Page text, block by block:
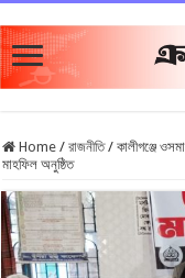
Home / রাজনীতি / কালীগঞ্জে
মাহফিল অনুষ্ঠিত